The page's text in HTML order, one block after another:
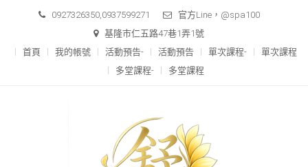
content
0927326350,0937599271
官方Line，@spa100
基隆市仁五路47巷1弄1號
首頁
我的帳號 活動預告- 活動預告 單次課程-
單次課程
多堂課程-
多堂課程